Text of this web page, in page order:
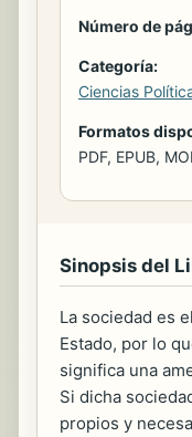
Número de
Categoría:
Ciencias
Formatos
PDF, EPUB,
Sinopsis del
La sociedad es
Estado, por lo
significa una
Si dicha
propios y